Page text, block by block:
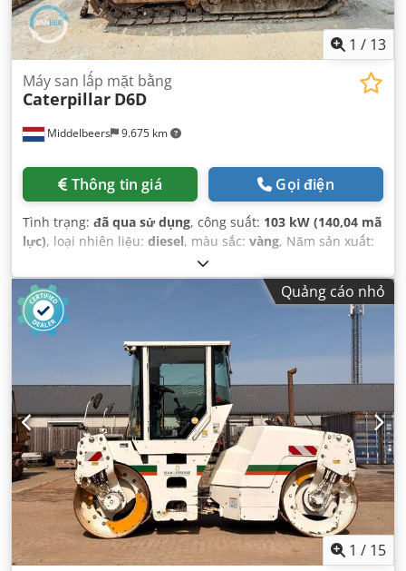
1 / 13
Middelbeers 9.675 km
Máy san lấp mặt bằng
Caterpillar D6D
Thông tin giá Gọi điện
Tình trạng: đã qua sử dụng, công suất: 103 kW (140,04 mã
lực), loại nhiên liệu: diesel, màu sắc: vàng, Năm sản xuất:
Quảng cáo nhỏ
1 / 15